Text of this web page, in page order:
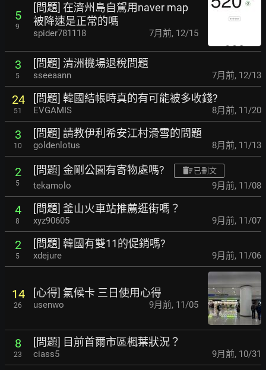
5
9
[問題] 在濟州島自駕用naver map
被降速是正常的嗎
spider781118 7月前, 12/15
3
5
[問題] 清洲機場退稅問題
sseeaann 7月前, 12/13
24
51
[問題] 韓國結帳時真的有可能被多收錢?
EVGAMIS 8月前, 11/20
3
10
[問題] 請教伊利希安江村滑雪的問題
goldenlotus 8月前, 11/13
2
5
[問題] 金剛公園有寄物處嗎? 已刪文
tekamolo 9月前, 11/08
4
8
[問題] 釜山火車站推薦逛街嗎？
xyz90605 9月前, 11/07
2
5
[問題] 韓國有雙11的促銷嗎?
xdejure 9月前, 11/06
14
26
[心得] 氣候卡 三日使用心得
usenwo 9月前, 11/05
8
23
[問題] 目前首爾市區楓葉狀況？
ciass5 9月前, 10/31